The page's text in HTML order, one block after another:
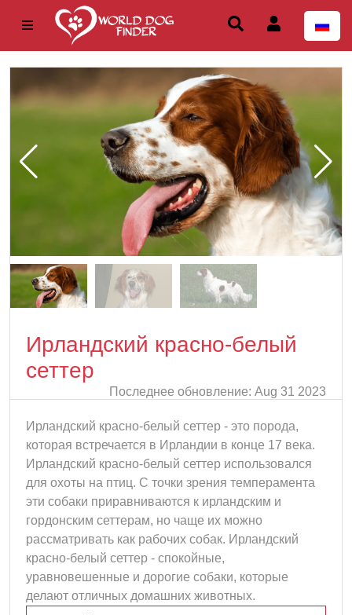
Ирландский красно-белый
сеттер
Последнее обновление: Aug 31 2023
Ирландский красно-белый сеттер - это порода,
которая встречается в Ирландии в конце 17 века.
Ирландский красно-белый сеттер использовался
для охоты на птиц. С точки зрения темперамента
эти собаки приравниваются к ирландским и
гордонским сеттерам, но чаще их можно
рассматривать как рабочих собак. Ирландский
красно-белый сеттер - спокойные,
уравновешенные и дорогие собаки, которые
делают отличных домашних животных.